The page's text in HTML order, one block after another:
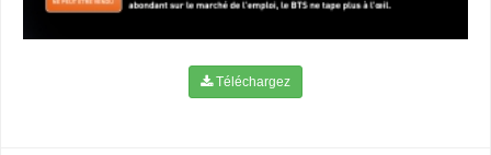
Téléchargez